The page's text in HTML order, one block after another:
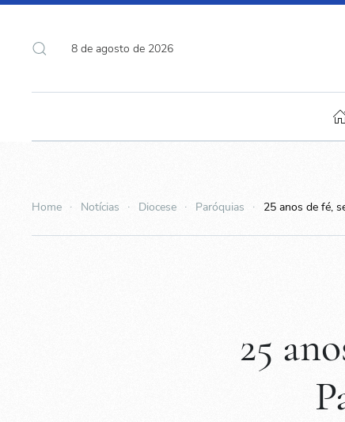
8 de agosto de 2026
Home Notícias Diocese Paróquias 25 anos de fé,
25